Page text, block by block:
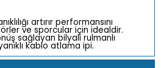
artırır performansını
ve sporcular için idealdir.
sağlayan bilyalı rulmanlı
kablo atlama ipi.